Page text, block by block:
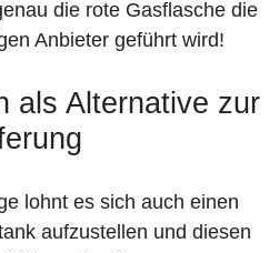
die rote Gasflasche die
Anbieter geführt wird!
als Alternative zur
lohnt es sich auch einen
aufzustellen und diesen